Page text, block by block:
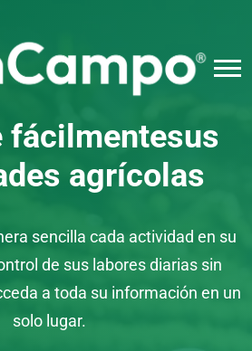
fácilmentesus
agrícolas
sencilla cada actividad en su
de sus labores diarias sin
a toda su información en un
solo lugar.